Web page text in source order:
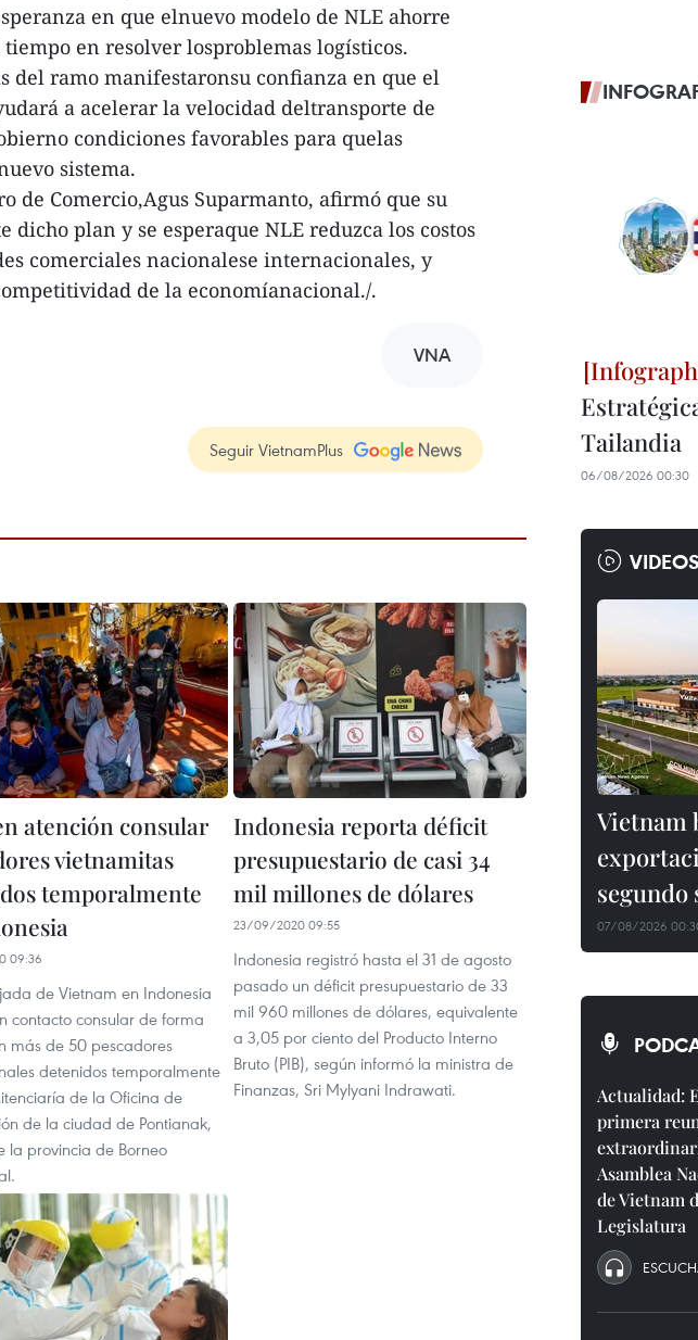
en que elnuevo modelo de NLE ahorre
en resolver losproblemas logísticos.
del ramo manifestaronsu confianza en que el
a acelerar la velocidad deltransporte de
condiciones favorables para quelas
sistema.
de Comercio,Agus Suparmanto, afirmó que su
dicho plan y se esperaque NLE reduzca los costos
comerciales nacionalese internacionales, y
de la economíanacional./.
VNA
Seguir VietnamPlus
atención consular
vietnamitas
temporalmente
09:36
de Vietnam en Indonesia
contacto consular de forma
más de 50 pescadores
detenidos temporalmente
de la Oficina de
de la ciudad de Pontianak,
la provincia de Borneo
Indonesia reporta déficit
presupuestario de casi 34
mil millones de dólares
23/09/2020 09:55
Indonesia registró hasta el 31 de agosto
pasado un déficit presupuestario de 33
mil 960 millones de dólares, equivalente
a 3,05 por ciento del Producto Interno
Bruto (PIB), según informó la ministra de
Finanzas, Sri Mylyani Indrawati.
Tailandia
06/08/2026 00:30
VIDEOS
Vietnam
segundo
07/08/2026
Actualidad:
primera
Asamblea
de Vietnam
Legislatura